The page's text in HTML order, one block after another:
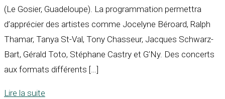
(Le Gosier, Guadeloupe). La programmation permettra
d’apprécier des artistes comme Jocelyne Béroard, Ralph
Thamar, Tanya St-Val, Tony Chasseur, Jacques Schwarz-
Bart, Gérald Toto, Stéphane Castry et G’Ny. Des concerts
aux formats différents […]
Lire la suite